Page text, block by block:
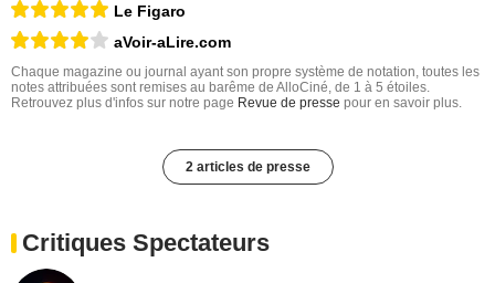
Le Figaro
aVoir-aLire.com
Chaque magazine ou journal ayant son propre système de notation, toutes les
notes attribuées sont remises au barême de AlloCiné, de 1 à 5 étoiles.
Retrouvez plus d'infos sur notre page Revue de presse pour en savoir plus.
2 articles de presse
Critiques Spectateurs